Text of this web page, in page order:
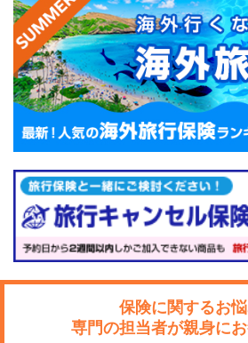
保険に関するお
専門の担当者が親身に